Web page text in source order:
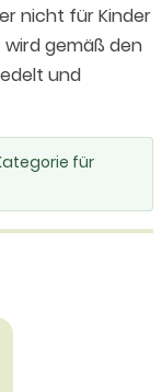
nicht für Kinder
wird gemäß den
und
für